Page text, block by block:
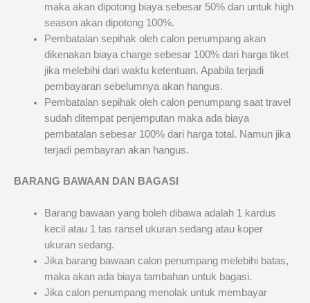
maka akan dipotong biaya sebesar 50% dan untuk high
season akan dipotong 100%.
Pembatalan sepihak oleh calon penumpang akan
dikenakan biaya charge sebesar 100% dari harga tiket
jika melebihi dari waktu ketentuan. Apabila terjadi
pembayaran sebelumnya akan hangus.
Pembatalan sepihak oleh calon penumpang saat travel
sudah ditempat penjemputan maka ada biaya
pembatalan sebesar 100% dari harga total. Namun jika
terjadi pembayran akan hangus.
BARANG BAWAAN DAN BAGASI
Barang bawaan yang boleh dibawa adalah 1 kardus
kecil atau 1 tas ransel ukuran sedang atau koper
ukuran sedang.
Jika barang bawaan calon penumpang melebihi batas,
maka akan ada biaya tambahan untuk bagasi.
Jika calon penumpang menolak untuk membayar